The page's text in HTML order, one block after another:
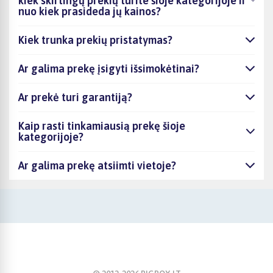
nuo kiek prasideda jų kainos?
Kiek trunka prekių pristatymas?
Ar galima prekę įsigyti išsimokėtinai?
Ar prekė turi garantiją?
Kaip rasti tinkamiausią prekę šioje
kategorijoje?
Ar galima prekę atsiimti vietoje?